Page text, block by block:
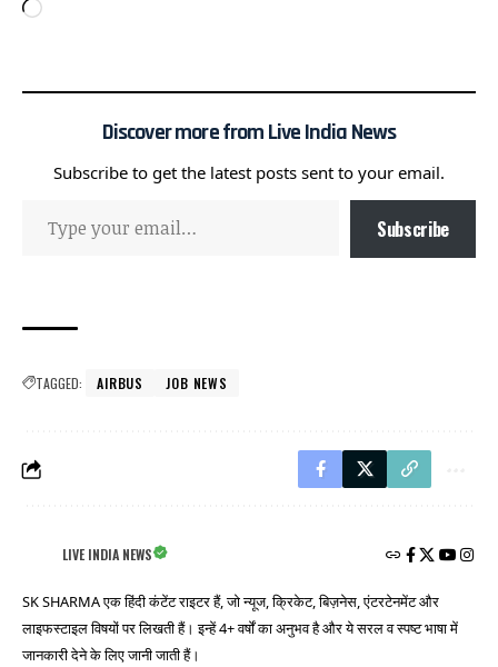
Discover more from Live India News
Subscribe to get the latest posts sent to your email.
Subscribe
TAGGED: AIRBUS JOB NEWS
LIVE INDIA NEWS
SK SHARMA एक हिंदी कंटेंट राइटर हैं, जो न्यूज, क्रिकेट, बिज़नेस, एंटरटेनमेंट और
लाइफस्टाइल विषयों पर लिखती हैं। इन्हें 4+ वर्षों का अनुभव है और ये सरल व स्पष्ट भाषा में
जानकारी देने के लिए जानी जाती हैं।